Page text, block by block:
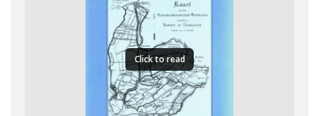
Click to read